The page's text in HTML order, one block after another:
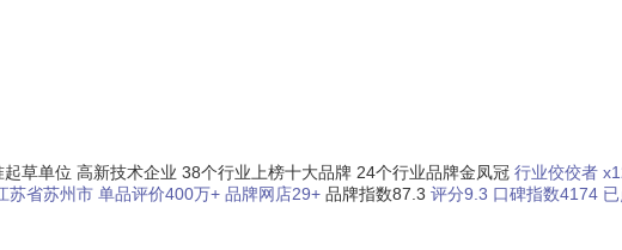
起草单位 高新技术企业 38个行业上榜十大品牌 24个行业品牌金凤冠 行业佼佼者
苏省苏州市 单品评价400万+ 品牌网店29+ 品牌指数87.3 评分9.3 口碑指数4174